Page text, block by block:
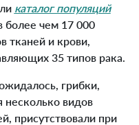
каталог популяций
более чем 17 000
тканей и крови,
35 типов рака.
грибки,
несколько видов
присутствовали при